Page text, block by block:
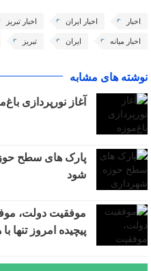
اخبار اخبار ایران اخبار تبریز
اخبار میانه ایران تبریز
نوشته های مشابه
آغاز نورپردازی
شود
موفقیت دولت،
پیچیده امروز